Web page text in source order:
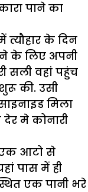
पाने का
के दिन
के लिए अपनी
सली वहां पहुंच
की. उसी
मिला
मे कोनारी
एक आटो से
पास में ही
एक पानी भरे